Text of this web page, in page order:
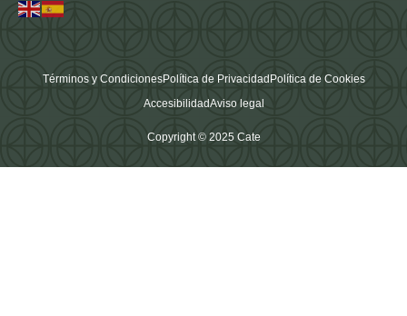
Copyright © 2025 Cate
Términos y CondicionesPolítica de PrivacidadPolítica de Cookies
AccesibilidadAviso legal